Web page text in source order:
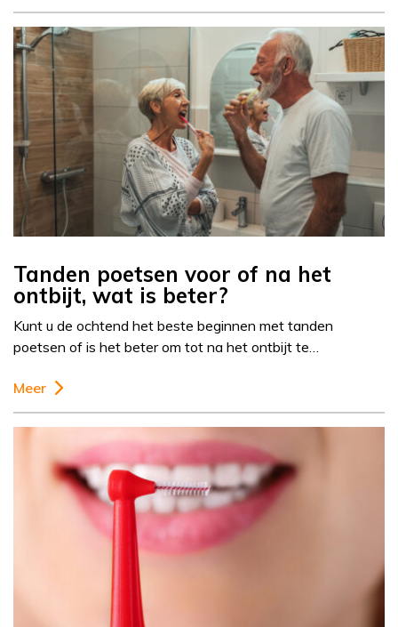
Tanden poetsen voor of na het
ontbijt, wat is beter?
Kunt u de ochtend het beste beginnen met tanden
poetsen of is het beter om tot na het ontbijt te…
Meer